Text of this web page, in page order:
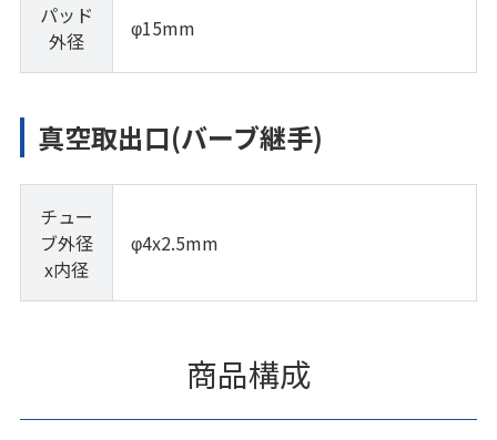
パッド
外径
φ15mm
真空取出口(バーブ継手)
チュー
ブ外径
x内径
φ4x2.5mm
商品構成